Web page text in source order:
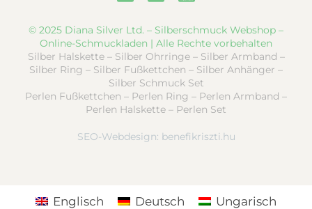
© 2025 Diana Silver Ltd. – Silberschmuck Webshop –
Online-Schmuckladen | Alle Rechte vorbehalten
Silber Halskette – Silber Ohrringe – Silber Armband –
Silber Ring – Silber Fußkettchen – Silber Anhänger –
Silber Schmuck Set
Perlen Fußkettchen – Perlen Ring – Perlen Armband –
Perlen Halskette – Perlen Set
SEO-Webdesign: benefikriszti.hu
Englisch Deutsch Ungarisch